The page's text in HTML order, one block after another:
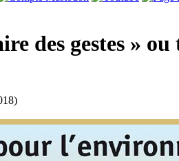
des gestes »